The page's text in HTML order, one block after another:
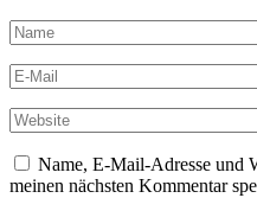
Name, E-Mail-Adresse und
meinen nächsten Kommentar